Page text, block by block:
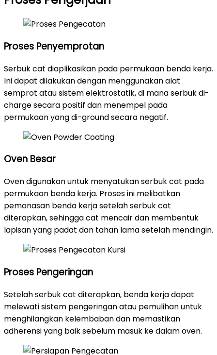
Proses Penyemprotan
Serbuk cat diaplikasikan pada permukaan benda kerja.
Ini dapat dilakukan dengan menggunakan alat
semprot atau sistem elektrostatik, di mana serbuk di-
charge secara positif dan menempel pada
permukaan yang di-ground secara negatif.
Oven Besar
Oven digunakan untuk menyatukan serbuk cat pada
permukaan benda kerja. Proses ini melibatkan
pemanasan benda kerja setelah serbuk cat
diterapkan, sehingga cat mencair dan membentuk
lapisan yang padat dan tahan lama setelah mendingin.
Proses Pengeringan
Setelah serbuk cat diterapkan, benda kerja dapat
melewati sistem pengeringan atau pemulihan untuk
menghilangkan kelembaban dan memastikan
adherensi yang baik sebelum masuk ke dalam oven.